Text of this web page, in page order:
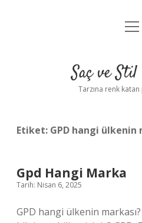
Yasal
Saç ve Stil
Tarzına renk
Etiket: GPD hangi ülkenin
Gpd Hangi Marka
Tarih: Nisan 6, 2025
GPD hangi ülkenin